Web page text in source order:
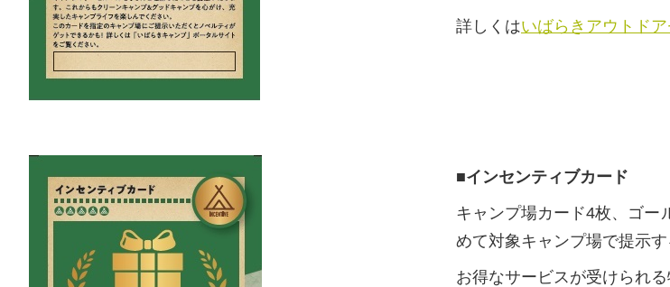
詳しくはいばらきアウトド
■インセンティブカード
キャンプ場カード4枚、ゴー
めて対象キャンプ場で提示す
お得なサービスが受けられる